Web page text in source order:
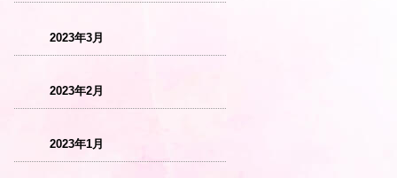
2023年3月
2023年2月
2023年1月